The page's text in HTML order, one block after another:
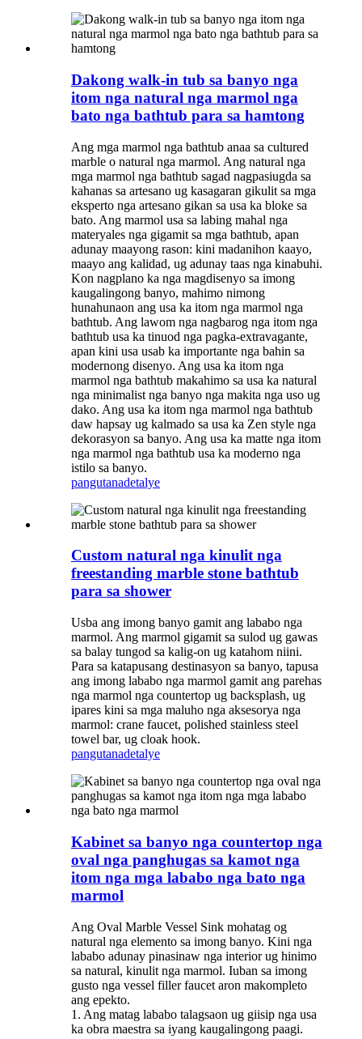
Dakong walk-in tub sa banyo nga
itom nga natural nga marmol nga
bato nga bathtub para sa hamtong
Ang mga marmol nga bathtub anaa sa cultured
marble o natural nga marmol. Ang natural nga
mga marmol nga bathtub sagad nagpasiugda sa
kahanas sa artesano ug kasagaran gikulit sa mga
eksperto nga artesano gikan sa usa ka bloke sa
bato. Ang marmol usa sa labing mahal nga
materyales nga gigamit sa mga bathtub, apan
adunay maayong rason: kini madanihon kaayo,
maayo ang kalidad, ug adunay taas nga kinabuhi.
Kon nagplano ka nga magdisenyo sa imong
kaugalingong banyo, mahimo nimong
hunahunaon ang usa ka itom nga marmol nga
bathtub. Ang lawom nga nagbarog nga itom nga
bathtub usa ka tinuod nga pagka-extravagante,
apan kini usa usab ka importante nga bahin sa
modernong disenyo. Ang usa ka itom nga
marmol nga bathtub makahimo sa usa ka natural
nga minimalist nga banyo nga makita nga uso ug
dako. Ang usa ka itom nga marmol nga bathtub
daw hapsay ug kalmado sa usa ka Zen style nga
dekorasyon sa banyo. Ang usa ka matte nga itom
nga marmol nga bathtub usa ka moderno nga
istilo sa banyo.
pangutanadetalye
Custom natural nga kinulit nga
freestanding marble stone bathtub
para sa shower
Usba ang imong banyo gamit ang lababo nga
marmol. Ang marmol gigamit sa sulod ug gawas
sa balay tungod sa kalig-on ug katahom niini.
Para sa katapusang destinasyon sa banyo, tapusa
ang imong lababo nga marmol gamit ang parehas
nga marmol nga countertop ug backsplash, ug
ipares kini sa mga maluho nga aksesorya nga
marmol: crane faucet, polished stainless steel
towel bar, ug cloak hook.
pangutanadetalye
Kabinet sa banyo nga countertop nga
oval nga panghugas sa kamot nga
itom nga mga lababo nga bato nga
marmol
Ang Oval Marble Vessel Sink mohatag og
natural nga elemento sa imong banyo. Kini nga
lababo adunay pinasinaw nga interior ug hinimo
sa natural, kinulit nga marmol. Iuban sa imong
gusto nga vessel filler faucet aron makompleto
ang epekto.
1. Ang matag lababo talagsaon ug giisip nga usa
ka obra maestra sa iyang kaugalingong paagi.